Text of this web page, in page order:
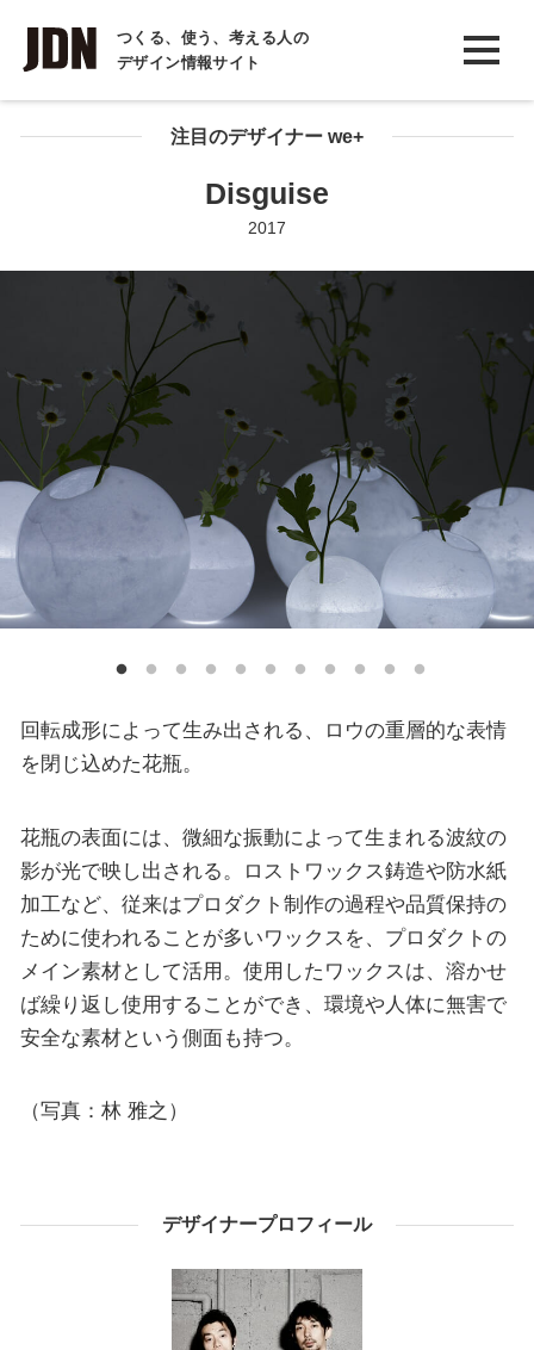
つくる、使う、考える人の
デザイン情報サイト
INTERVIEW
インタビュー
REPORT注目のデザイナー we+
Disguise
2017
回転成形によって生み出される、ロウの重層的な表情
を閉じ込めた花瓶。
花瓶の表面には、微細な振動によって生まれる波紋の
影が光で映し出される。ロストワックス鋳造や防水紙
加工など、従来はプロダクト制作の過程や品質保持の
ために使われることが多いワックスを、プロダクトの
メイン素材として活用。使用したワックスは、溶かせ
ば繰り返し使用することができ、環境や人体に無害で
安全な素材という側面も持つ。
（写真：林 雅之）
デザイナープロフィール